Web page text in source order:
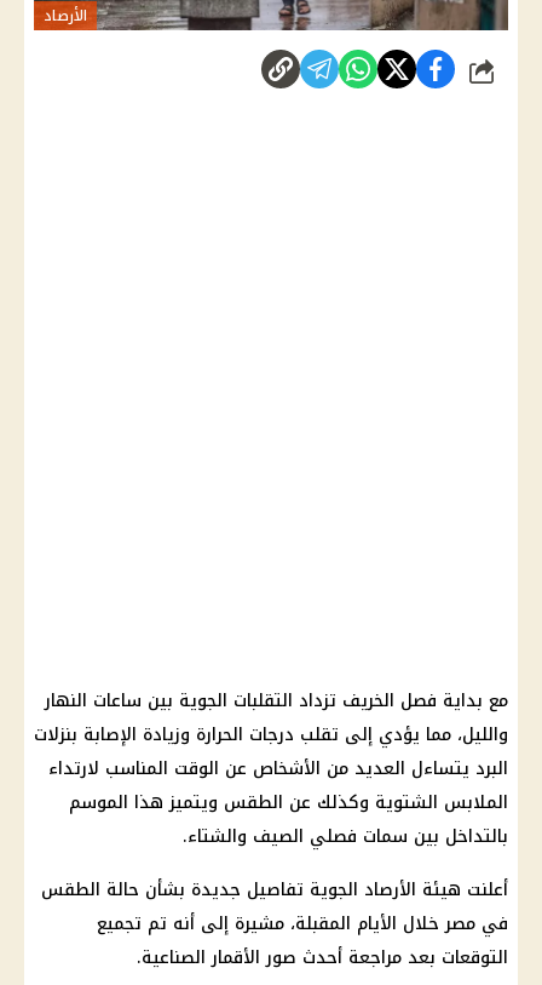
الأرصاد
شارك
مع بداية فصل الخريف تزداد التقلبات الجوية بين ساعات النهار
والليل، مما يؤدي إلى تقلب درجات الحرارة وزيادة الإصابة بنزلات
البرد يتساءل العديد من الأشخاص عن الوقت المناسب لارتداء
الملابس الشتوية وكذلك عن الطقس ويتميز هذا الموسم
بالتداخل بين سمات فصلي الصيف والشتاء.
أعلنت هيئة الأرصاد الجوية تفاصيل جديدة بشأن حالة الطقس
في مصر خلال الأيام المقبلة، مشيرة إلى أنه تم تجميع
التوقعات بعد مراجعة أحدث صور الأقمار الصناعية.